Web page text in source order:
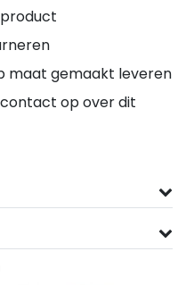
maat gemaakt leveren
op over dit